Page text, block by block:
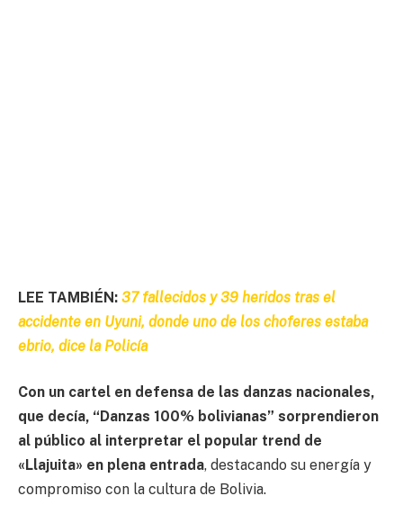
LEE TAMBIÉN: 37 fallecidos y 39 heridos tras el
accidente en Uyuni, donde uno de los choferes estaba
ebrio, dice la Policía
Con un cartel en defensa de las danzas nacionales,
que decía, “Danzas 100% bolivianas” sorprendieron
al público al interpretar el popular trend de
«Llajuita» en plena entrada, destacando su energía y
compromiso con la cultura de Bolivia.